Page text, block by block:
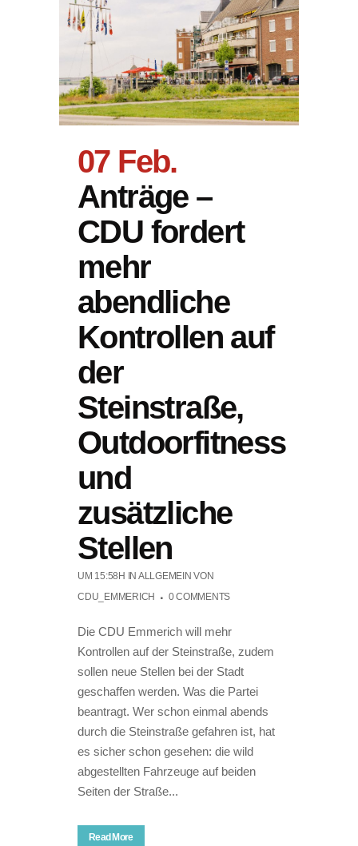
07 Feb.
Anträge –
CDU fordert
mehr
abendliche
Kontrollen auf
der
Steinstraße,
Outdoorfitness
und
zusätzliche
Stellen
UM 15:58H IN ALLGEMEINVON
CDU_EMMERICH
0 COMMENTS
Die CDU Emmerich will mehr
Kontrollen auf der Steinstraße, zudem
sollen neue Stellen bei der Stadt
geschaffen werden. Was die Partei
beantragt. Wer schon einmal abends
durch die Steinstraße gefahren ist, hat
es sicher schon gesehen: die wild
abgestellten Fahrzeuge auf beiden
Seiten der Straße...
Read More